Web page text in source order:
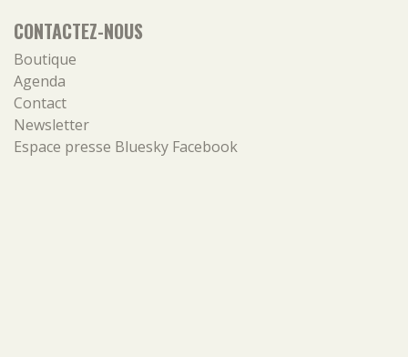
CONTACTEZ-NOUS
Boutique
Agenda
Contact
Newsletter
Espace presse Bluesky Facebook